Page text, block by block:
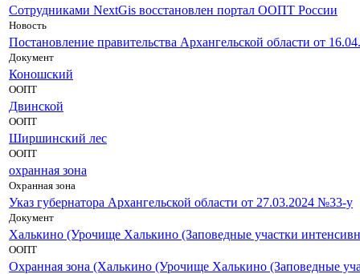
Сотрудниками NextGis восстановлен портал ООПТ России
Новость
Постановление правительства Архангельской области от
Документ
Коношский
ООПТ
Двинской
ООПТ
Ширшинский лес
ООПТ
охранная зона
Охранная зона
Указ губернатора Архангельской области от 27.03.2024 №33-у
Документ
Халькино (Урочище Халькино (Заповедные участки
ООПТ
Охранная зона (Халькино (Урочище Халькино (Заповедные